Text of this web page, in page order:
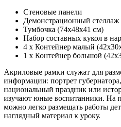
Стеновые панели
Демонстрационный стеллаж
Тумбочка (74х48х41 см)
Набор составных кукол в
4 х Контейнер малый
1 х Контейнер большой
Акриловые рамки служат для
информации: портрет
национальный праздник или
изучают юные воспитанники. На
можно легко размещать работы
наглядный материал к уроку.